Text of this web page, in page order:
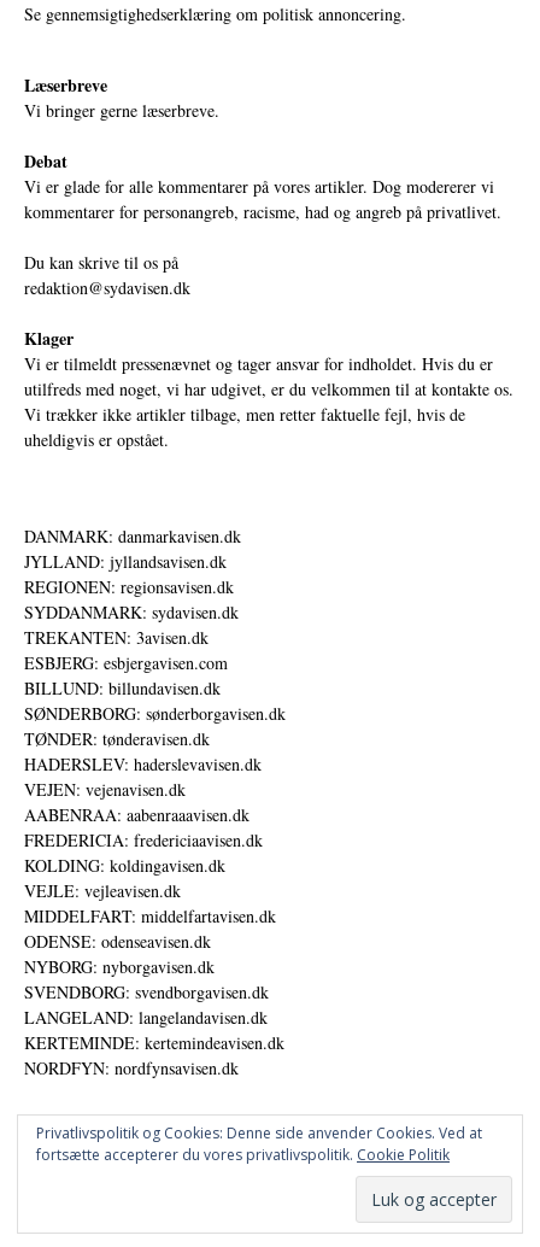
Se gennemsigtighedserklæring om politisk annoncering.
Læserbreve
Vi bringer gerne læserbreve.
Debat
Vi er glade for alle kommentarer på vores artikler. Dog modererer vi
kommentarer for personangreb, racisme, had og angreb på privatlivet.
Du kan skrive til os på
redaktion@sydavisen.dk
Klager
Vi er tilmeldt pressenævnet og tager ansvar for indholdet. Hvis du er
utilfreds med noget, vi har udgivet, er du velkommen til at kontakte os.
Vi trækker ikke artikler tilbage, men retter faktuelle fejl, hvis de
uheldigvis er opstået.
DANMARK: danmarkavisen.dk
JYLLAND: jyllandsavisen.dk
REGIONEN: regionsavisen.dk
SYDDANMARK: sydavisen.dk
TREKANTEN: 3avisen.dk
ESBJERG: esbjergavisen.com
BILLUND: billundavisen.dk
SØNDERBORG: sønderborgavisen.dk
TØNDER: tønderavisen.dk
HADERSLEV: haderslevavisen.dk
VEJEN: vejenavisen.dk
AABENRAA: aabenraaavisen.dk
FREDERICIA: fredericiaavisen.dk
KOLDING: koldingavisen.dk
VEJLE: vejleavisen.dk
MIDDELFART: middelfartavisen.dk
ODENSE: odenseavisen.dk
NYBORG: nyborgavisen.dk
SVENDBORG: svendborgavisen.dk
LANGELAND: langelandavisen.dk
KERTEMINDE: kertemindeavisen.dk
NORDFYN: nordfynsavisen.dk
© DANSKE DIGITALE MEDIER A/S - NYHEDER, ANALYSER OG PERSPEKTIVER
Privatlivspolitik og Cookies: Denne side anvender Cookies. Ved at
fortsætte accepterer du vores privatlivspolitik. Cookie Politik